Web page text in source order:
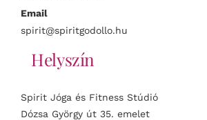
Helyszín
Spirit Jóga és Fitness Stúdió
Dózsa György út 35. emelet
Email
spirit@spiritgodollo.hu